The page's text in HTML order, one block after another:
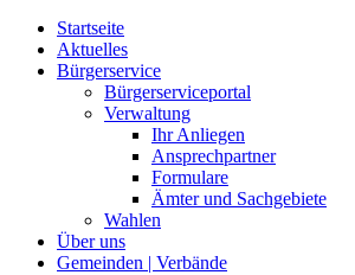
Startseite
Aktuelles
Bürgerservice
Bürgerserviceportal
Verwaltung
Ihr Anliegen
Ansprechpartner
Formulare
Ämter und Sachgebiete
Wahlen
Über uns
Gemeinden | Verbände